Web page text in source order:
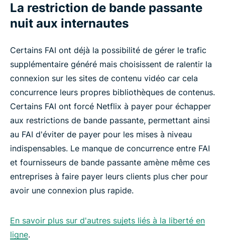
La restriction de bande passante
nuit aux internautes
Certains FAI ont déjà la possibilité de gérer le trafic
supplémentaire généré mais choisissent de ralentir la
connexion sur les sites de contenu vidéo car cela
concurrence leurs propres bibliothèques de contenus.
Certains FAI ont forcé Netflix à payer pour échapper
aux restrictions de bande passante, permettant ainsi
au FAI d'éviter de payer pour les mises à niveau
indispensables. Le manque de concurrence entre FAI
et fournisseurs de bande passante amène même ces
entreprises à faire payer leurs clients plus cher pour
avoir une connexion plus rapide.
En savoir plus sur d'autres sujets liés à la liberté en
ligne.